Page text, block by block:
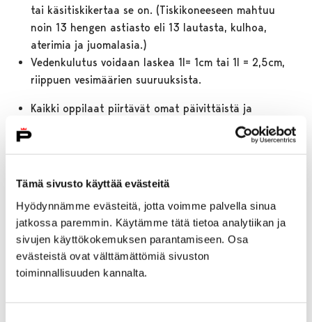
Tämä sivusto käyttää evästeitä
Hyödynnämme evästeitä, jotta voimme palvella sinua
jatkossa paremmin. Käytämme tätä tietoa analytiikan ja
sivujen käyttökokemuksen parantamiseen. Osa
evästeistä ovat välttämättömiä sivuston
toiminnallisuuden kannalta.
tai käsitiskikertaa se on. (Tiskikoneeseen mahtuu
noin 13 hengen astiasto eli 13 lautasta, kulhoa,
aterimia ja juomalasia.)
Vedenkulutus voidaan laskea 1l= 1cm tai 1l = 2,5cm,
riippuen vesimäärien suuruuksista.
Kaikki oppilaat piirtävät omat päivittäistä ja
viikoittaista vedenkulutusta kuvaavat viivansa esim.
koulun pihaan vierekkäin. Kulutusta voidaan kuvata
kuvaavia vesikortteja kuten kuvassa.